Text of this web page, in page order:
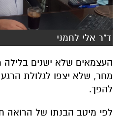
ד"ר אלי לחמני
העצמאים שלא ישנים
מחר, שלא יצפו לגלולת
להפך.
לפי מיטב הבנתו של הרואה